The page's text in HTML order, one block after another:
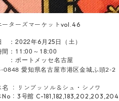
ーターズマーケットvol.46
：2022年6 月 25 日（ 土 ）
間：11:00 ～ 18:00
ポートメッセ名古屋
0848 愛知県名古屋市港区金城ふ頭2-2
名 ：リンブッソル＆シュ・シノワ
No：3号館 C-181,182,183,202,203,204